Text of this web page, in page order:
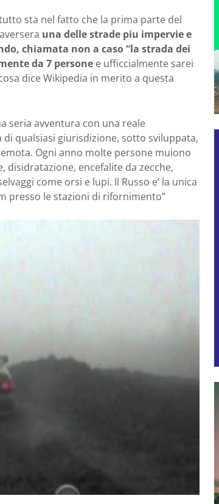
sta nel fatto che la prima parte del
una delle strade piu impervie e
chiamata non a caso “la strada dei
da 7 persone e ufficcialmente sarei
dice Wikipedia in merito a questa
seria avventura con una reale
di qualsiasi giurisdizione, sotto sviluppata,
Ogni anno molte persone muiono
encefalite da zecche,
come orsi e lupi. Il Russo e’ la unica
presso le stazioni di rifornimento”